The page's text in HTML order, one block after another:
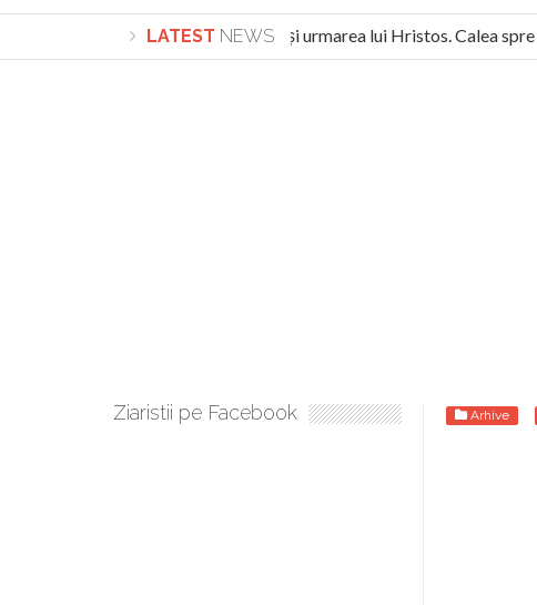
LATEST NEWS
Lepădarea de sine și urmarea lui Hristos. Calea spre
Turnătorul DIE Lucian Boia înjură din nou poporul
Arhive
Ziaristii pe Facebook